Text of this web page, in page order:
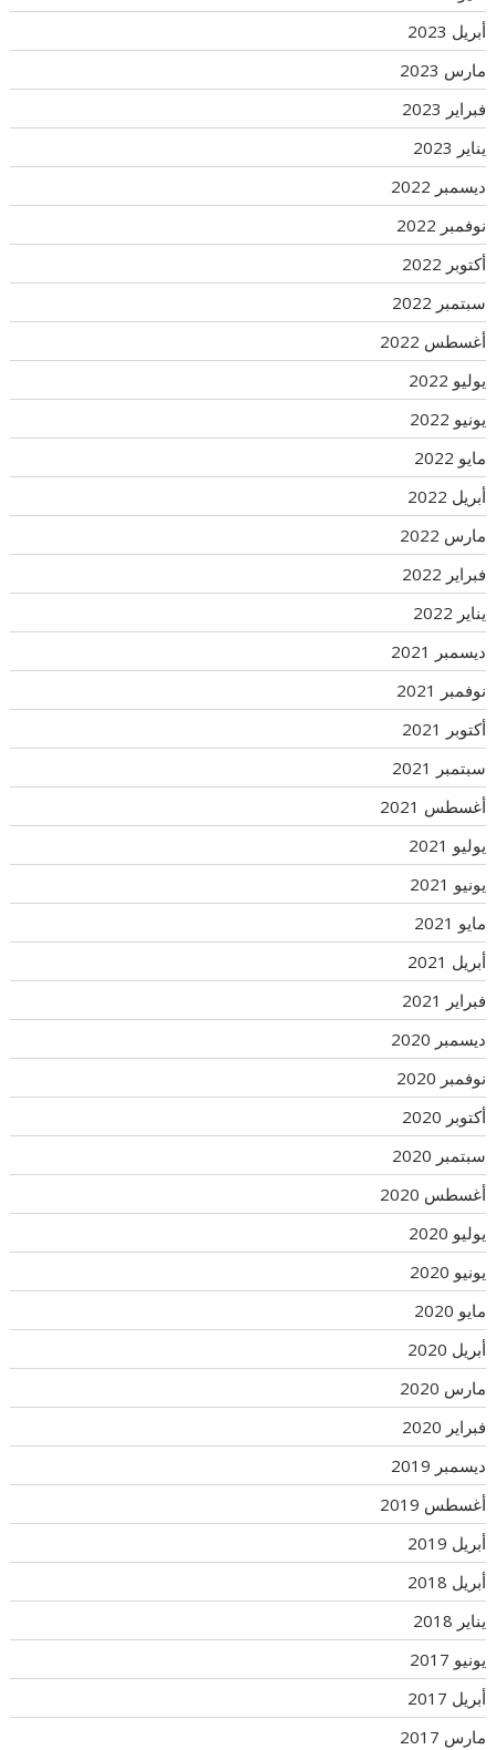
أبريل 2023
مارس 2023
فبراير 2023
يناير 2023
ديسمبر 2022
نوفمبر 2022
أكتوبر 2022
سبتمبر 2022
أغسطس 2022
يوليو 2022
يونيو 2022
مايو 2022
أبريل 2022
مارس 2022
فبراير 2022
يناير 2022
ديسمبر 2021
نوفمبر 2021
أكتوبر 2021
سبتمبر 2021
أغسطس 2021
يوليو 2021
يونيو 2021
مايو 2021
أبريل 2021
فبراير 2021
ديسمبر 2020
نوفمبر 2020
أكتوبر 2020
سبتمبر 2020
أغسطس 2020
يوليو 2020
يونيو 2020
مايو 2020
أبريل 2020
مارس 2020
فبراير 2020
ديسمبر 2019
أغسطس 2019
أبريل 2019
أبريل 2018
يناير 2018
يونيو 2017
أبريل 2017
مارس 2017